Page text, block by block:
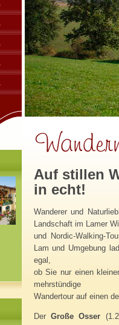
Auf stillen
in echt!
Wanderer und
Landschaft im Lamer
und Nordic-Walking-
Lam und Umgebung
egal,
ob Sie nur einen
mehrstündige
Wandertour auf einen
Der Große Osser